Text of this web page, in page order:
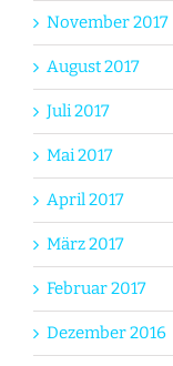
November 2017
August 2017
Juli 2017
Mai 2017
April 2017
März 2017
Februar 2017
Dezember 2016